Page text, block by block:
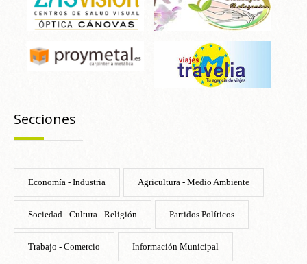
Secciones
Economía - Industria Agricultura - Medio Ambiente
Sociedad - Cultura - Religión Partidos Políticos
Trabajo - Comercio Información Municipal